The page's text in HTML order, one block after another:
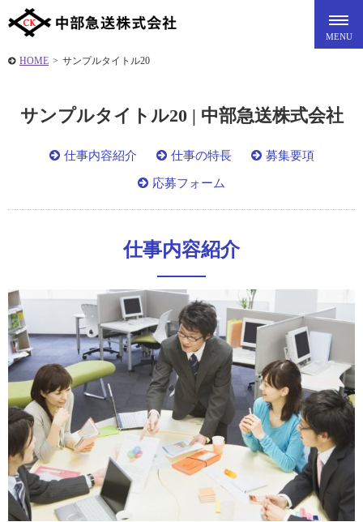
HOME > サンプルタイトル20
サンプルタイトル20 | 中部急送株式会社
仕事内容紹介 仕事の特長 募集要項
応募フォーム
仕事内容紹介